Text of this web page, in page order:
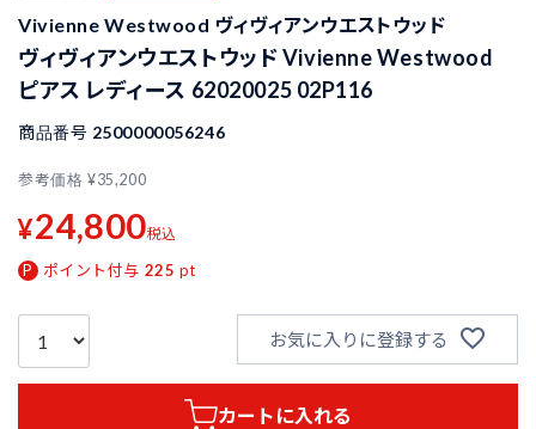
Vivienne Westwood ヴィヴィアンウエストウッド
ヴィヴィアンウエストウッド Vivienne Westwood
ピアス レディース 62020025 02P116
商品番号 2500000056246
参考価格 ¥35,200
¥24,800税込
ポイント付与 225 pt
お気に入りに登録する
カートに入れる